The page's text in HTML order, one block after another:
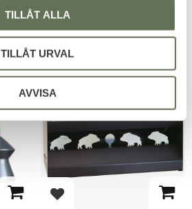
TILLÅT ALLA
TILLÅT URVAL
AVVISA
Add to favorites